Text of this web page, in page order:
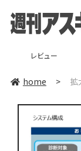
レビュー
home > 拡